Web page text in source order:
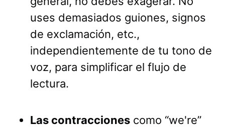
uses demasiados guiones, signos
de exclamación, etc.,
independientemente de tu tono de
voz, para simplificar el flujo de
lectura.
Las contracciones como “we're”